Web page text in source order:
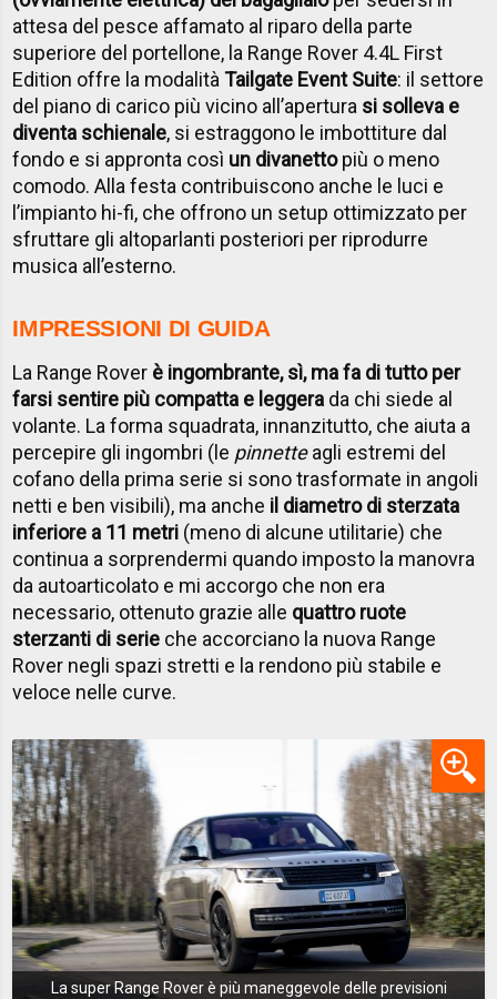
attesa del pesce affamato al riparo della parte
superiore del portellone, la Range Rover 4.4L First
Edition offre la modalitàTailgate Event Suite: il settore
del piano di carico più vicino all’apertura si solleva e
diventa schienale, si estraggono le imbottiture dal
fondo e si appronta così un divanettopiù o meno
comodo. Alla festa contribuiscono anche le luci e
l’impianto hi-fi, che offrono un setup ottimizzato per
sfruttare gli altoparlanti posteriori per riprodurre
musica all’esterno.
IMPRESSIONI DI GUIDA
La Range Rover è ingombrante, sì, ma fa di tutto per
farsi sentire più compatta e leggera da chi siede al
volante. La forma squadrata, innanzitutto, che aiuta a
percepire gli ingombri (le pinnetteagli estremi del
cofano della prima serie si sono trasformate in angoli
netti e ben visibili), ma anche il diametro di sterzata
inferiore a 11 metri (meno di alcune utilitarie) che
continua a sorprendermi quando imposto la manovra
da autoarticolato e mi accorgo che non era
necessario, ottenuto grazie alle quattro ruote
sterzanti di serie che accorciano la nuova Range
Rover negli spazi stretti e la rendono più stabile e
veloce nelle curve.
La super Range Rover è più maneggevole delle previsioni